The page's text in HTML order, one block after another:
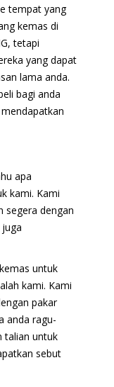
tempat yang
kemas di
tetapi
yang dapat
lama anda.
bagi anda
apa
kami. Kami
segera dengan
untuk
kami. Kami
pakar
anda ragu-
talian untuk
sebut